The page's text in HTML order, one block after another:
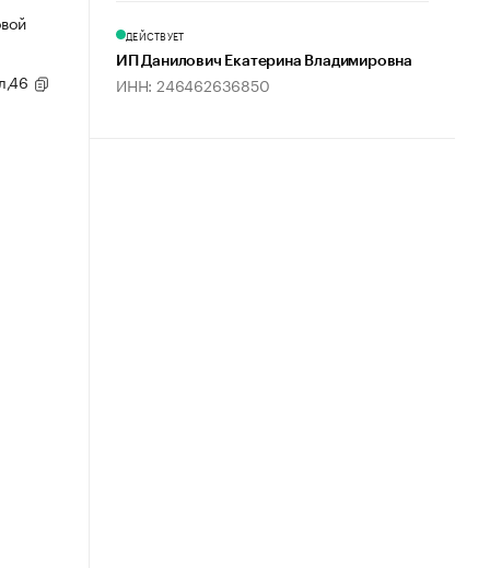
ДЕЙСТВУЕТ
ИП Данилович Екатерина Владимировна
ИНН: 246462636850